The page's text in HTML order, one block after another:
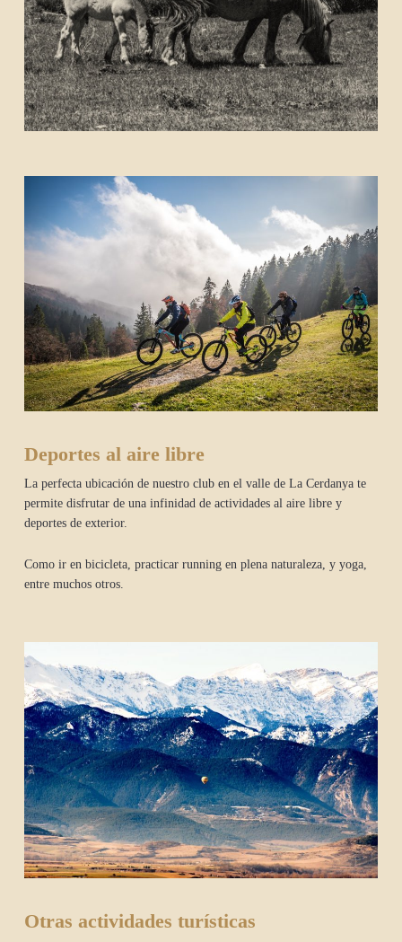
Deportes al aire libre
La perfecta ubicación de nuestro club en el valle de La Cerdanya te
permite disfrutar de una infinidad de actividades al aire libre y
deportes de exterior.
Como ir en bicicleta, practicar running en plena naturaleza, y yoga,
entre muchos otros.
Otras actividades turísticas